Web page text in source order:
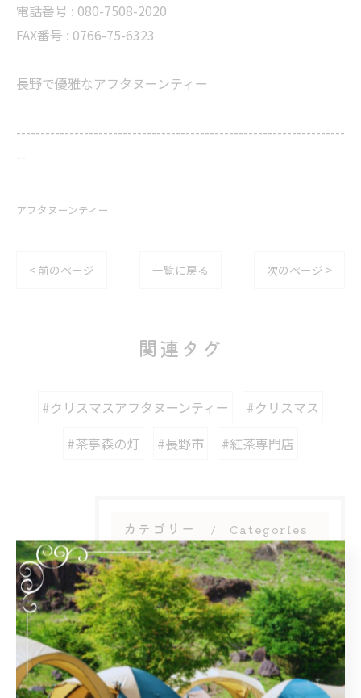
電話番号 : 080-7508-2020
FAX番号 : 0766-75-6323
長野で優雅なアフタヌーンティー
--------------------------------------------------------------------
--
アフタヌーンティー
< 前のページ 一覧に戻る 次のページ >
関連タグ
#クリスマスアフタヌーンティー
#クリスマス
#茶亭森の灯
#長野市 #紅茶専門店
カテゴリー Categories
全てのカテゴリー
周辺施設
アフタヌーンティー
団体
大人数